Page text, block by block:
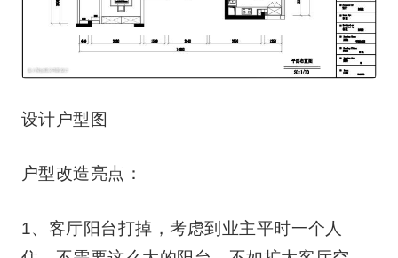
设计户型图
户型改造亮点：
1、客厅阳台打掉，考虑到业主平时一个人